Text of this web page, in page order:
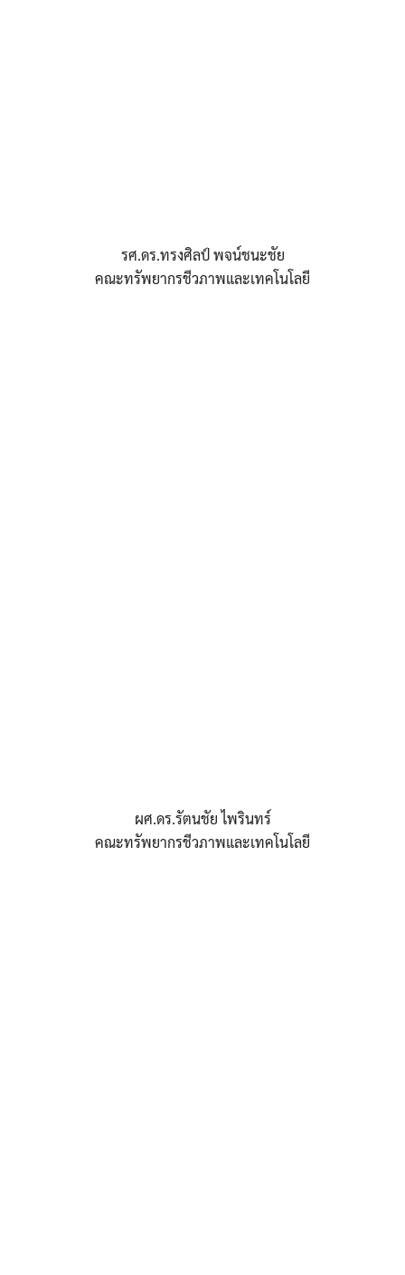
รศ.ดร.ทรงศิลป์ พจน์ชนะชัย
คณะทรัพยากรชีวภาพและเทคโนโลยี
ผศ.ดร.รัตนชัย ไพรินทร์
คณะทรัพยากรชีวภาพและเทคโนโลยี